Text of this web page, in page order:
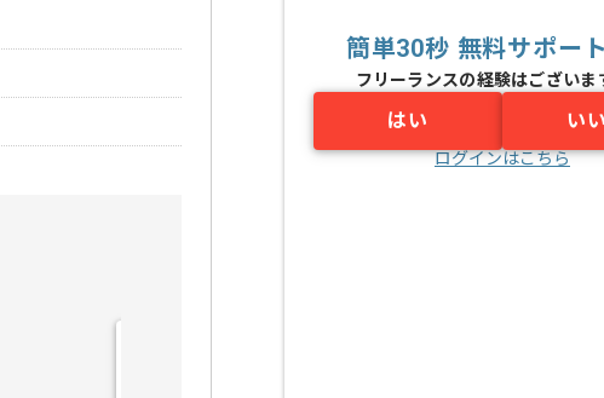
簡単30秒 無料サポー
フリーランスの経験はございま
はい い
ログインはこちら